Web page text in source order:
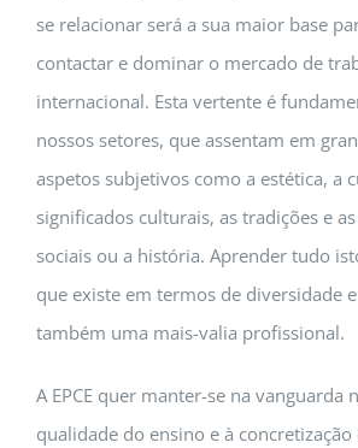
se relacionar será a sua maior base
contactar e dominar o mercado de
internacional. Esta vertente é
nossos setores, que assentam em
aspetos subjetivos como a estética, a
significados culturais, as tradições e
sociais ou a história. Aprender tudo
que existe em termos de diversidade
também uma mais-valia profissional.
A EPCE quer manter-se na vanguarda
qualidade do ensino e à